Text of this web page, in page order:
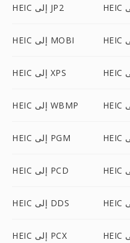
HEIC إلى JP2
HEIC إلى MOBI
HEIC إلى XPS
HEIC إلى WBMP
HEIC إلى PGM
HEIC إلى PCD
HEIC إلى DDS
HEIC إلى PCX